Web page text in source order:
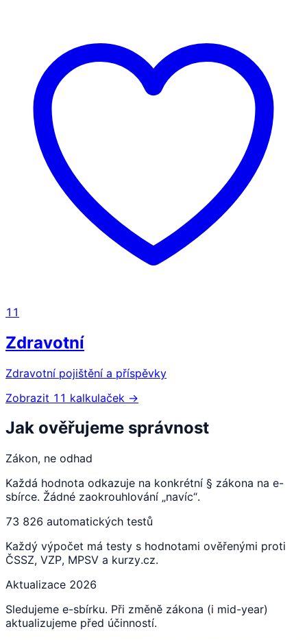
11
Zdravotní
Zdravotní pojištění a příspěvky
Zobrazit 11 kalkulaček →
Jak ověřujeme správnost
Zákon, ne odhad
Každá hodnota odkazuje na konkrétní § zákona na e-
sbírce. Žádné zaokrouhlování „navíc“.
73 826 automatických testů
Každý výpočet má testy s hodnotami ověřenými proti
ČSSZ, VZP, MPSV a kurzy.cz.
Aktualizace 2026
Sledujeme e-sbírku. Při změně zákona (i mid-year)
aktualizujeme před účinností.